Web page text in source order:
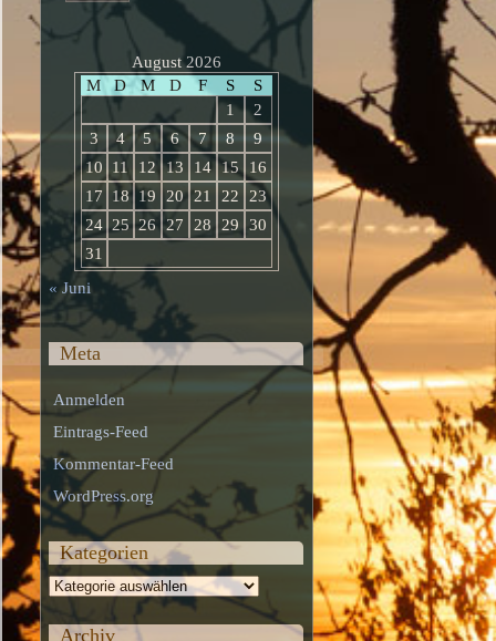
August 2026
M
D M D F S
S
1
2
3
4 5 6 7 8
9
10
11 12 13 14 15
16
17
18 19 20 21 22
23
24 25 26 27 28 29
30
31
« Juni
Meta
Anmelden
Eintrags-Feed
Kommentar-Feed
WordPress.org
Kategorien
Kategorien
Archiv